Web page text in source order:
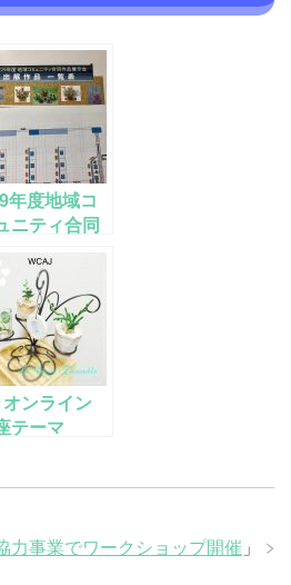
年度地域コ
ニティ合同
展示会開催
ンライン
テーマ
力事業でワークショップ開催 」